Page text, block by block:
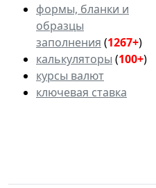
формы, бланки и
образцы
заполнения (1267+)
калькуляторы (100+)
курсы валют
ключевая ставка